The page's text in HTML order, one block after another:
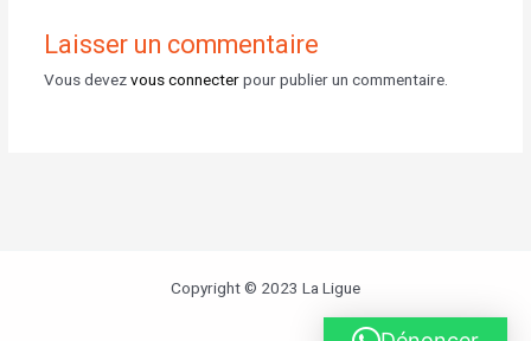
Laisser un commentaire
Vous devezvous connecterpour publier un commentaire.
Copyright © 2023 La Ligue